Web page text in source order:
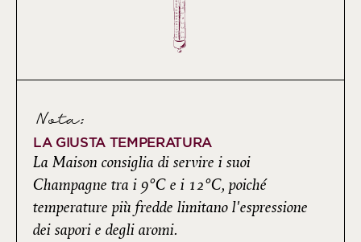
Nota:
LA GIUSTA TEMPERATURA
La Maison consiglia di servire i suoi
Champagne tra i 9°C e i 12°C, poiché
temperature più fredde limitano l'espressione
dei sapori e degli aromi.